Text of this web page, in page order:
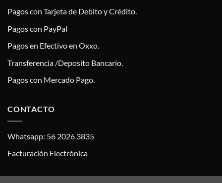
Pagos con Tarjeta de Debito y Crédito.
Pagos con PayPal
Pagos en Efectivo en Oxxo.
Transferencia /Deposito Bancario.
Pagos con Mercado Pago.
CONTACTO
Whatsapp: 56 2026 3835
Facturación Electrónica